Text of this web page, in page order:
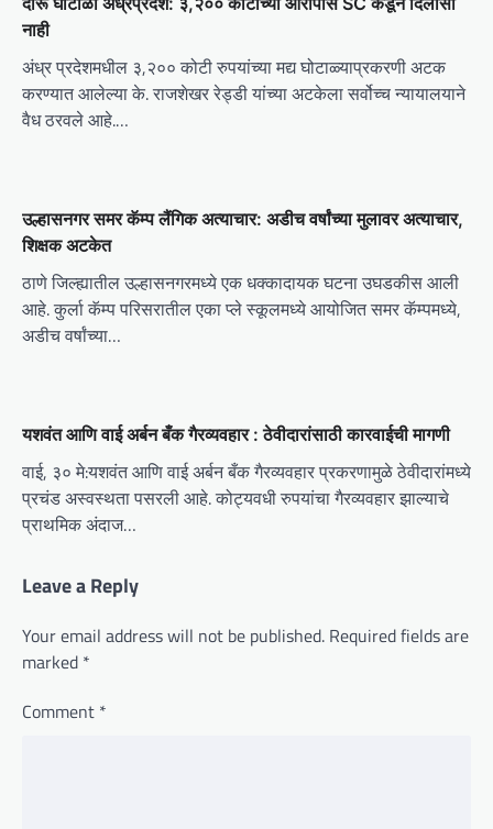
g
a
t
i
नाही
अंध्र प्रदेशमधील ३,२०० कोटी रुपयांच्या मद्य घोटाळ्याप्रकरणी अटक
करण्यात आलेल्या के. राजशेखर रेड्डी यांच्या अटकेला सर्वोच्च न्यायालयाने
वैध ठरवले आहे.…
उल्हासनगर समर कॅम्प लैंगिक अत्याचार: अडीच वर्षांच्या मुलावर अत्याचार,
शिक्षक अटकेत
ठाणे जिल्ह्यातील उल्हासनगरमध्ये एक धक्कादायक घटना उघडकीस आली
आहे. कुर्ला कॅम्प परिसरातील एका प्ले स्कूलमध्ये आयोजित समर कॅम्पमध्ये,
अडीच वर्षांच्या…
यशवंत आणि वाई अर्बन बँक गैरव्यवहार : ठेवीदारांसाठी कारवाईची मागणी
वाई, ३० मे:यशवंत आणि वाई अर्बन बँक गैरव्यवहार प्रकरणामुळे ठेवीदारांमध्ये
प्रचंड अस्वस्थता पसरली आहे. कोट्यवधी रुपयांचा गैरव्यवहार झाल्याचे
प्राथमिक अंदाज…
Leave a Reply
Your email address will not be published. Required fields are
marked *
Comment *